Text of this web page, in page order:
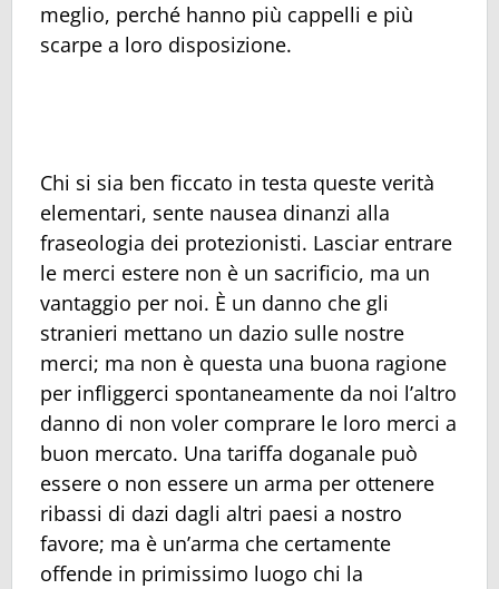
meglio, perché hanno più cappelli e più
scarpe a loro disposizione.
Chi si sia ben ficcato in testa queste verità
elementari, sente nausea dinanzi alla
fraseologia dei protezionisti. Lasciar entrare
le merci estere non è un sacrificio, ma un
vantaggio per noi. È un danno che gli
stranieri mettano un dazio sulle nostre
merci; ma non è questa una buona ragione
per infliggerci spontaneamente da noi l’altro
danno di non voler comprare le loro merci a
buon mercato. Una tariffa doganale può
essere o non essere un arma per ottenere
ribassi di dazi dagli altri paesi a nostro
favore; ma è un’arma che certamente
offende in primissimo luogo chi la